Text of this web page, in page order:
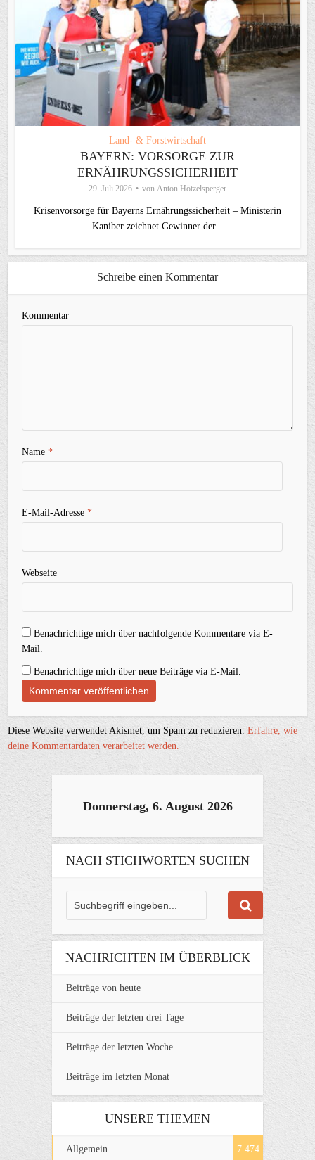
Land- & Forstwirtschaft
BAYERN: VORSORGE ZUR
ERNÄHRUNGSSICHERHEIT
29. Juli 2026 von Anton Hötzelsperger
Krisenvorsorge für Bayerns Ernährungssicherheit – Ministerin
Kaniber zeichnet Gewinner der...
Schreibe einen Kommentar
Kommentar
Name*
E-Mail-Adresse*
Webseite
Benachrichtige mich über nachfolgende Kommentare via E-
Mail.
Benachrichtige mich über neue Beiträge via E-Mail.
Diese Website verwendet Akismet, um Spam zu reduzieren.Erfahre, wie
deine Kommentardaten verarbeitet werden.
Donnerstag, 6. August 2026
NACH STICHWORTEN SUCHEN
NACHRICHTEN IM ÜBERBLICK
Beiträge von heute
Beiträge der letzten drei Tage
Beiträge der letzten Woche
Beiträge im letzten Monat
UNSERE THEMEN
Allgemein 7.474